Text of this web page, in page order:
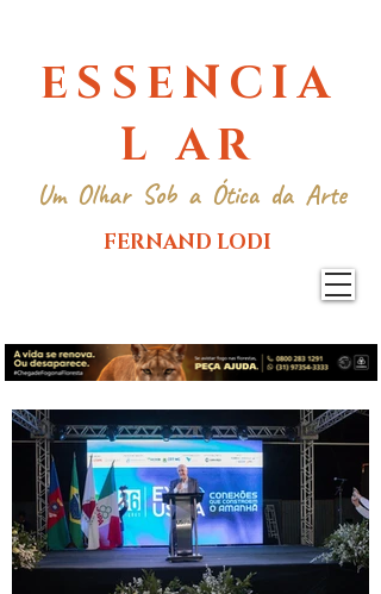
ESSENCIA
L AR
Um Olhar Sob a Ótica da Arte
FERNAND LODI